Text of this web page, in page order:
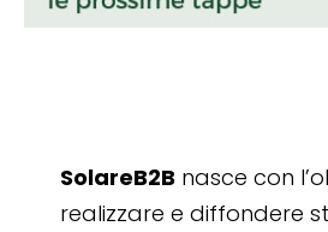
SolareB2B nasce con
realizzare e diffondere